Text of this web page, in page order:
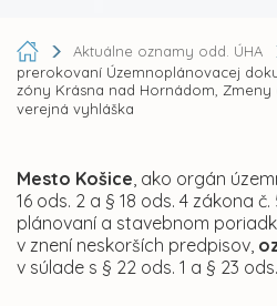
Aktuálne oznamy odd. ÚHA
prerokovaní Územnoplánovacej
zóny Krásna nad Hornádom, Zmeny
verejná vyhláška
Mesto Košice, ako orgán
16 ods. 2 a § 18 ods. 4 zákona
plánovaní a stavebnom
v znení neskorších predpisov,
v súlade s § 22 ods. 1 a § 23